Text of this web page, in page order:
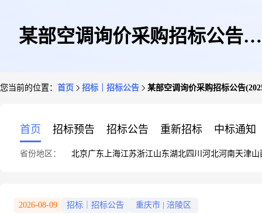
某部空调询价采购招标公告
您当前的位置： 首页 招标｜招标公告 某部空调询价采购招标公告
首页 招标预告 招标公告 重新招标 中标通知
省份地区： 北京广东 上海江苏浙江山东湖北四川 河北河南天津山
2026-08-09 招标｜招标公告 重庆市 涪陵区